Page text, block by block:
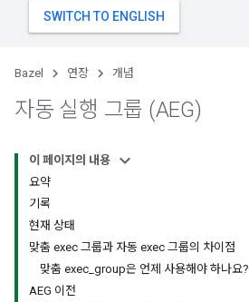
Bazel 연장 개념
자동 실행 그룹 (AEG)
이 페이지의 내용
요약
기록
현재 상태
맞춤 exec 그룹과 자동 exec 그룹의 차이점
맞춤 exec_group은 언제 사용해야 하나요?
AEG 이전